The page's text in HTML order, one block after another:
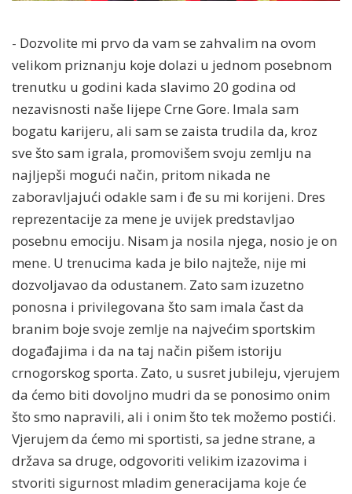
- Dozvolite mi prvo da vam se zahvalim na ovom
velikom priznanju koje dolazi u jednom posebnom
trenutku u godini kada slavimo 20 godina od
nezavisnosti naše lijepe Crne Gore. Imala sam
bogatu karijeru, ali sam se zaista trudila da, kroz
sve što sam igrala, promovišem svoju zemlju na
najljepši mogući način, pritom nikada ne
zaboravljajući odakle sam i đe su mi korijeni. Dres
reprezentacije za mene je uvijek predstavljao
posebnu emociju. Nisam ja nosila njega, nosio je on
mene. U trenucima kada je bilo najteže, nije mi
dozvoljavao da odustanem. Zato sam izuzetno
ponosna i privilegovana što sam imala čast da
branim boje svoje zemlje na najvećim sportskim
događajima i da na taj način pišem istoriju
crnogorskog sporta. Zato, u susret jubileju, vjerujem
da ćemo biti dovoljno mudri da se ponosimo onim
što smo napravili, ali i onim što tek možemo postići.
Vjerujem da ćemo mi sportisti, sa jedne strane, a
država sa druge, odgovoriti velikim izazovima i
stvoriti sigurnost mladim generacijama koje će